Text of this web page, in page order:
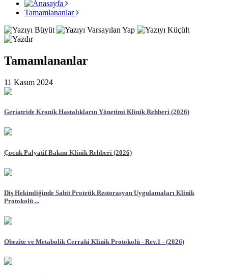
Tamamlananlar
Tamamlananlar
11 Kasım 2024
Geriatride Kronik Hastalıkların Yönetimi Klinik Rehberi (2026)
Çocuk Palyatif Bakım Klinik Rehberi (2026)
Diş Hekimliğinde Sabit Protetik Restorasyon Uygulamaları Klinik
Protokolü ...
Obezite ve Metabolik Cerrahi Klinik Protokolü - Rev.1 - (2026)